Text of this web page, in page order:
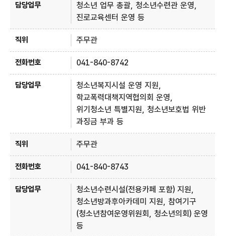
청소년 업무 총괄, 청소년수련관 운영,
진로교육센터 운영 등
주무관
041-840-8742
청소년복지시설 운영 지원,
학교폭력대책지역협의회 운영,
위기청소년 특별지원, 청소년보호법 위반
과징금 부과 등
주무관
041-840-8743
청소년수련시설(전용카페 포함) 지원,
청소년방과후아카데미 지원, 참여기구
(청소년참여운영위원회, 청소년의회) 운영
등